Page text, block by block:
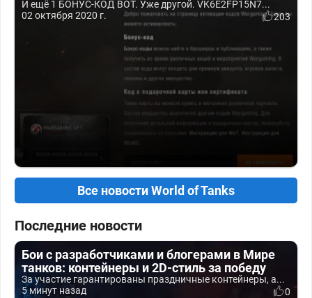
И ещё 1 БОНУС-КОД ВОТ. Уже другой. VK6E2FP15N7...
02 октября 2020 г.
203
Все новости World of Tanks
Последние новости
Бои с разработчиками и блогерами в Мире
танков: контейнеры и 2D-стиль за победу
За участие гарантированы праздничные контейнеры, а...
5 минут назад
0